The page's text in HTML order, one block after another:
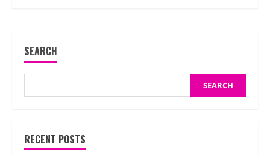
SEARCH
SEARCH
RECENT POSTS